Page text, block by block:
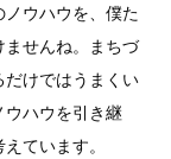
ウハウを、僕た
せんね。まちづ
だけではうまくい
ハウを引き継
ています。